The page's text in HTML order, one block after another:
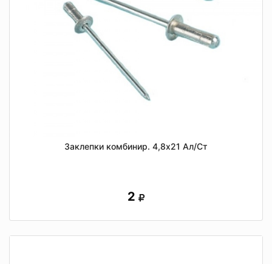
Заклепки комбинир. 4,8х21 Ал/Ст
2